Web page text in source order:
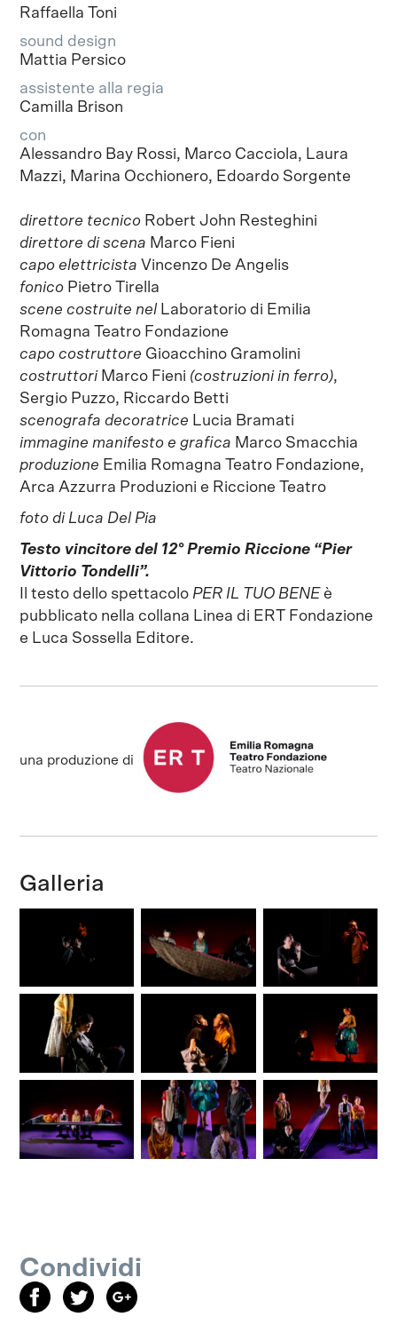
Raffaella Toni
sound design
Mattia Persico
assistente alla regia
Camilla Brison
con
Alessandro Bay Rossi, Marco Cacciola, Laura
Mazzi, Marina Occhionero, Edoardo Sorgente
direttore tecnico Robert John Resteghini
direttore di scena Marco Fieni
capo elettricista Vincenzo De Angelis
fonico Pietro Tirella
scene costruite nel Laboratorio di Emilia
Romagna Teatro Fondazione
capo costruttore Gioacchino Gramolini
costruttoriMarco Fieni (costruzioni in ferro),
Sergio Puzzo, Riccardo Betti
scenografa decoratrice Lucia Bramati
immagine manifesto e grafica Marco Smacchia
produzione Emilia Romagna Teatro Fondazione,
Arca Azzurra Produzioni e Riccione Teatro
foto di Luca Del Pia
Testo vincitore del 12° Premio Riccione “Pier
Vittorio Tondelli”.
Il testo dello spettacolo PER IL TUO BENE è
pubblicato nella collana Linea di ERT Fondazione
e Luca Sossella Editore.
una produzione di
Galleria
Condividi